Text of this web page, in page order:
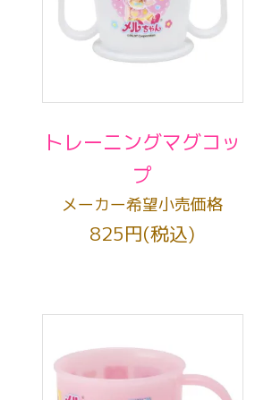
トレーニングマグコッ
プ
メーカー希望小売価格
825円(税込)